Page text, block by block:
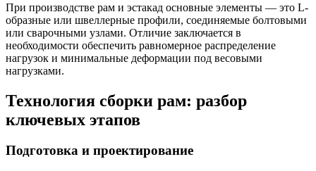
При производстве рам и эстакад основные элементы — это L-
образные или швеллерные профили, соединяемые болтовыми
или сварочными узлами. Отличие заключается в
необходимости обеспечить равномерное распределение
нагрузок и минимальные деформации под весовыми
нагрузками.
Технология сборки рам: разбор
ключевых этапов
Подготовка и проектирование